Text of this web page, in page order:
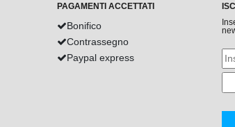
PAGAMENTI ACCETTATI
Bonifico
Contrassegno
Paypal express